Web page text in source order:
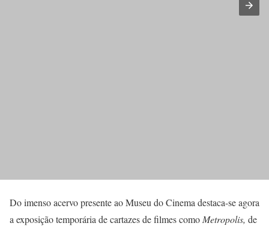
Do imenso acervo presente ao Museu do Cinema destaca-se agora
a exposição temporária de cartazes de filmes como Metropolis, de